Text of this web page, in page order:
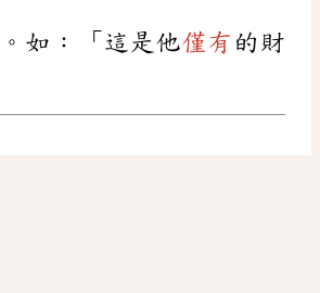
如：「這是他僅有 的財